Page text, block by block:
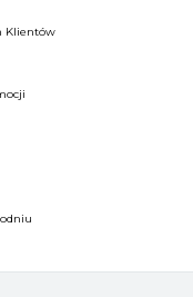
Klientów